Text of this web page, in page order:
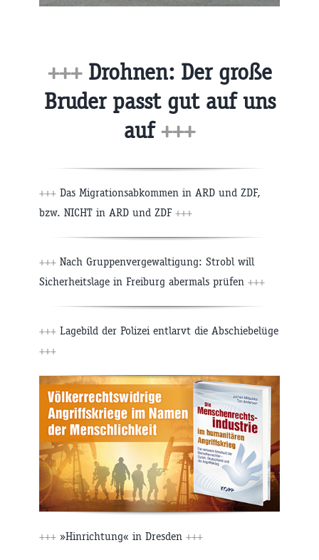
+++ Drohnen: Der große
Bruder passt gut auf uns
auf+++
+++ Das Migrationsabkommen in ARD und ZDF,
bzw. NICHT in ARD und ZDF +++
+++ Nach Gruppenvergewaltigung: Strobl will
Sicherheitslage in Freiburg abermals prüfen +++
+++ Lagebild der Polizei entlarvt die Abschiebelüge
+++
+++ »Hinrichtung« in Dresden +++